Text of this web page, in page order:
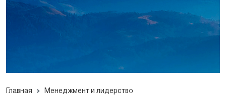
Главная
Менеджмент и лидерство